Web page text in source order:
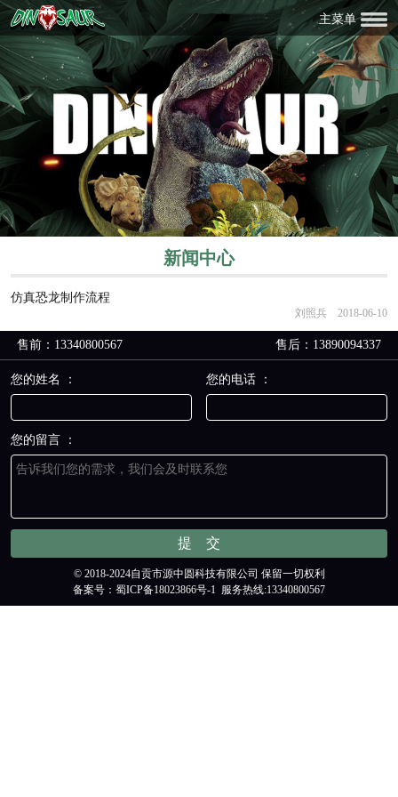
主菜单
新闻中心
仿真恐龙制作流程
刘照兵 2018-06-10
售前：13340800567 售后：13890094337
您的姓名 ： 您的电话 ：
您的留言 ：
© 2018-2024自贡市源中圆科技有限公司 保留一切权利
备案号： 蜀ICP备18023866号-1 服务热线:13340800567